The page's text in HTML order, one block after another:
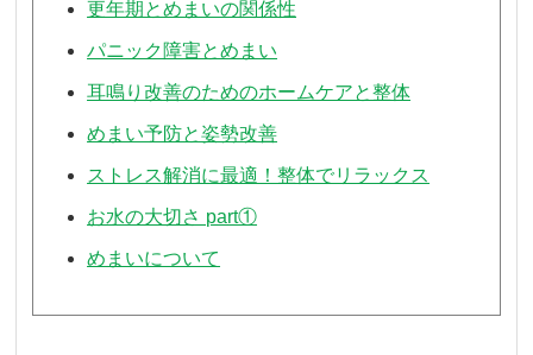
更年期とめまいの関係性
パニック障害とめまい
耳鳴り改善のためのホームケアと整体
めまい予防と姿勢改善
ストレス解消に最適！整体でリラックス
お水の大切さ part①
めまいについて